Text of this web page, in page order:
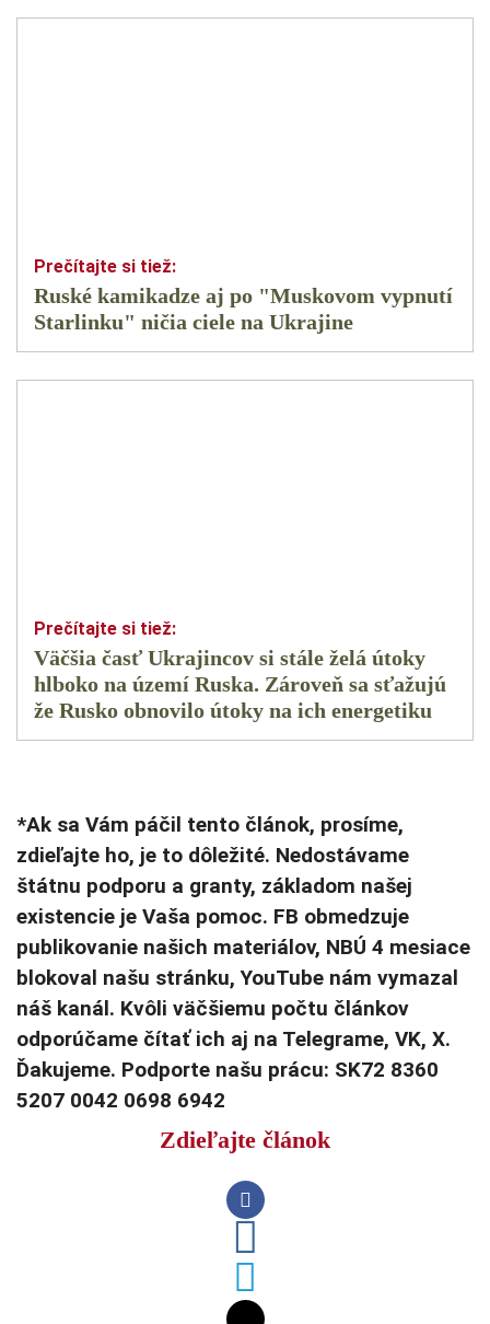
Ruské kamikadze aj po "Muskovom vypnutí
Starlinku" ničia ciele na Ukrajine
Väčšia časť Ukrajincov si stále želá útoky
hlboko na území Ruska. Zároveň sa sťažujú
že Rusko obnovilo útoky na ich energetiku
*Ak sa Vám páčil tento článok, prosíme,
zdieľajte ho, je to dôležité. Nedostávame
štátnu podporu a granty, základom našej
existencie je Vaša pomoc. FB obmedzuje
publikovanie našich materiálov, NBÚ 4 mesiace
blokoval našu stránku, YouTube nám vymazal
náš kanál. Kvôli väčšiemu počtu článkov
odporúčame čítať ich aj na Telegrame, VK, X.
Ďakujeme. Podporte našu prácu: SK72 8360
5207 0042 0698 6942
Zdieľajte článok